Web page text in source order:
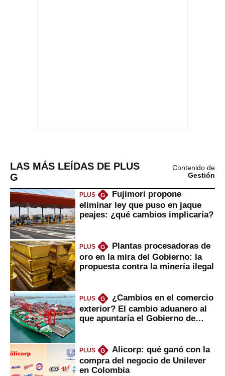
LAS MÁS LEÍDAS DE PLUS
G
Contenido de
Gestión
PLUS G
Fujimori propone
eliminar ley que puso en jaque
peajes: ¿qué cambios implicaría?
PLUS G
Plantas procesadoras de
oro en la mira del Gobierno: la
propuesta contra la minería ilegal
PLUS G
¿Cambios en el comercio
exterior? El cambio aduanero al
que apuntaría el Gobierno de
PLUS G
Alicorp: qué ganó con la
compra del negocio de Unilever
en Colombia